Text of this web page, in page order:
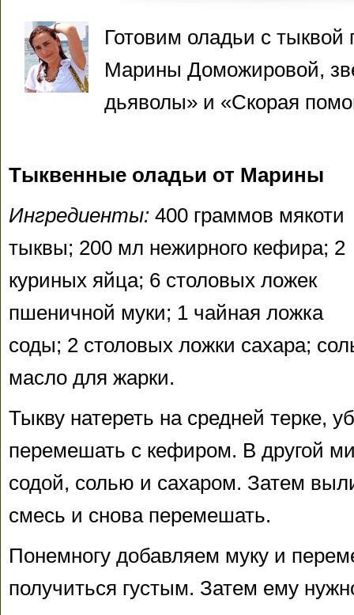
Готовим оладьи с тыквой
Марины Доможировой,
дьяволы» и «Скорая
Тыквенные оладьи от Марины
Ингредиенты: 400 граммов мякоти
тыквы; 200 мл нежирного кефира; 2
куриных яйца; 6 столовых ложек
пшеничной муки; 1 чайная ложка
соды; 2 столовых ложки сахара;
масло для жарки.
Тыкву натереть на средней терке,
перемешать с кефиром. В другой
содой, солью и сахаром. Затем
смесь и снова перемешать.
Понемногу добавляем муку и
получиться густым. Затем ему